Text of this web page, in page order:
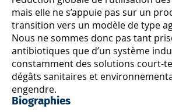
mais elle ne s’appuie pas sur un
transition vers un modèle de type
Nous ne sommes donc pas tant
antibiotiques que d’un système
constamment des solutions court-
dégâts sanitaires et
engendre.
Biographies